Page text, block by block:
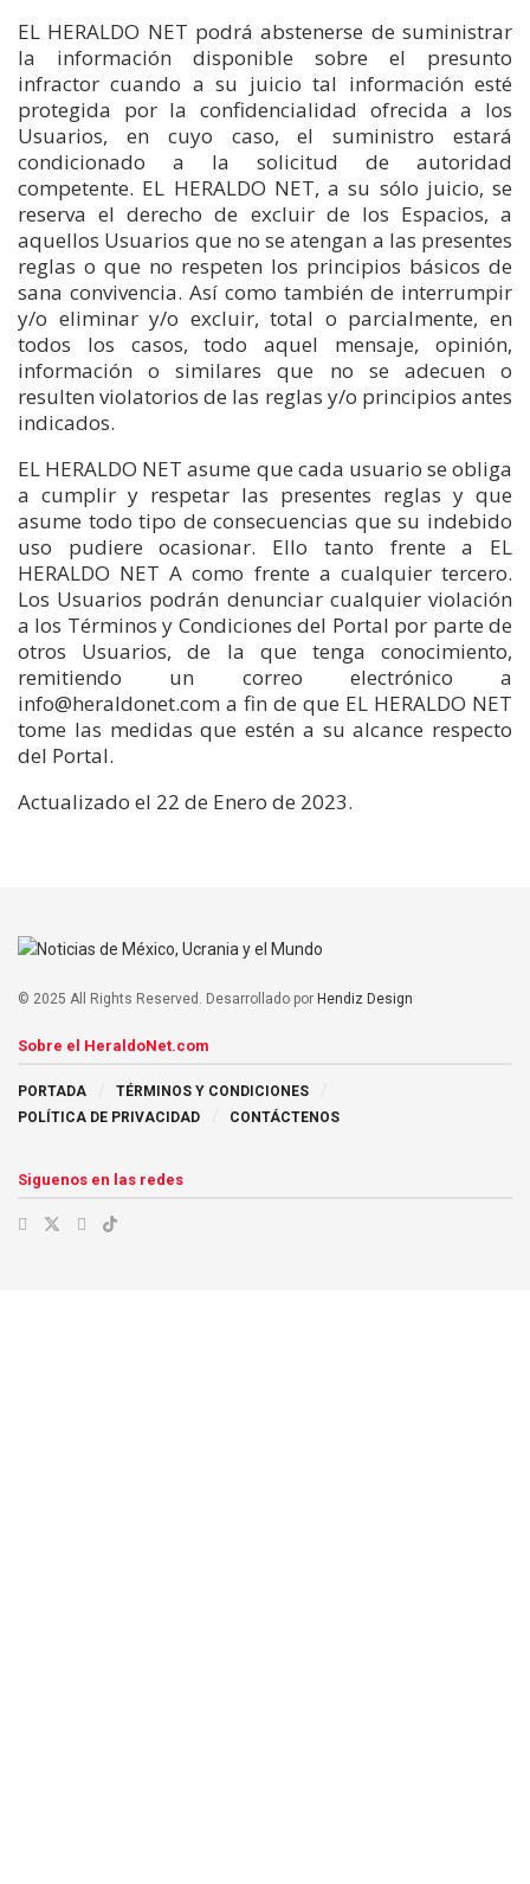
EL HERALDO NET podrá abstenerse de suministrar
la información disponible sobre el presunto
infractor cuando a su juicio tal información esté
protegida por la confidencialidad ofrecida a los
Usuarios, en cuyo caso, el suministro estará
condicionado a la solicitud de autoridad
competente. EL HERALDO NET, a su sólo juicio, se
reserva el derecho de excluir de los Espacios, a
aquellos Usuarios que no se atengan a las presentes
reglas o que no respeten los principios básicos de
sana convivencia. Así como también de interrumpir
y/o eliminar y/o excluir, total o parcialmente, en
todos los casos, todo aquel mensaje, opinión,
información o similares que no se adecuen o
resulten violatorios de las reglas y/o principios antes
indicados.
EL HERALDO NET asume que cada usuario se obliga
a cumplir y respetar las presentes reglas y que
asume todo tipo de consecuencias que su indebido
uso pudiere ocasionar. Ello tanto frente a EL
HERALDO NET A como frente a cualquier tercero.
Los Usuarios podrán denunciar cualquier violación
a los Términos y Condiciones del Portal por parte de
otros Usuarios, de la que tenga conocimiento,
remitiendo un correo electrónico a
info@heraldonet.com a fin de que EL HERALDO NET
tome las medidas que estén a su alcance respecto
del Portal.
Actualizado el 22 de Enero de 2023.
© 2025 All Rights Reserved. Desarrollado por Hendiz Design
Sobre el HeraldoNet.com
PORTADA
TÉRMINOS Y CONDICIONES
POLÍTICA DE PRIVACIDAD
CONTÁCTENOS
Siguenos en las redes